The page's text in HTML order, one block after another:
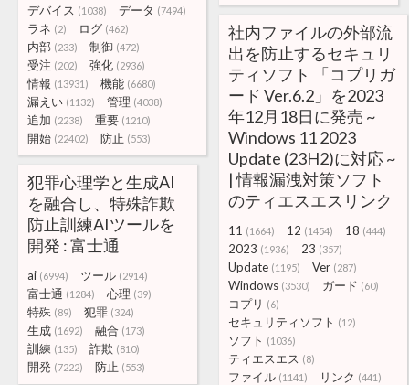
デバイス (1038) データ (7494)
ラネ (2) ログ (462)
内部 (233) 制御 (472)
受注 (202) 強化 (2936)
情報 (13931) 機能 (6680)
漏えい (1132) 管理 (4038)
追加 (2238) 重要 (1210)
開始 (22402) 防止 (553)
社内ファイルの外部流
出を防止するセキュリ
ティソフト 「コプリガ
ード Ver.6.2」を2023
年12月18日に発売 ~
Windows 11 2023
Update (23H2)に対応 ~
| 情報漏洩対策ソフト
のティエスエスリンク
11 (1664) 12 (1454) 18 (444)
2023 (1936) 23 (357)
Update (1195) Ver (287)
Windows (3530) ガード (60)
コプリ (6)
セキュリティソフト (12)
ソフト (1036)
ティエスエス (8)
ファイル (1141) リンク (441)
犯罪心理学と生成AI
を融合し、特殊詐欺
防止訓練AIツールを
開発 : 富士通
ai (6994) ツール (2914)
富士通 (1284) 心理 (39)
特殊 (89) 犯罪 (324)
生成 (1692) 融合 (173)
訓練 (135) 詐欺 (810)
開発 (7222) 防止 (553)